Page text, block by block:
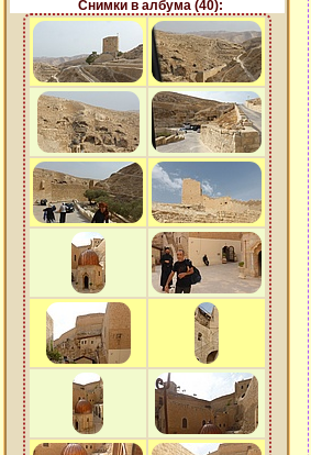
Снимки в албума (40):